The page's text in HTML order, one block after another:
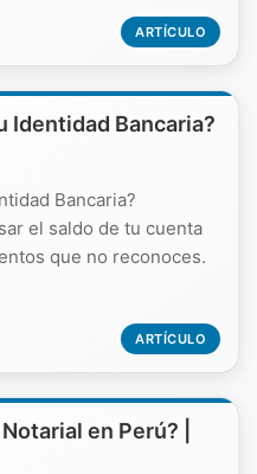
ARTÍCULO
Identidad Bancaria?
Bancaria?
el saldo de tu cuenta
que no reconoces.
ARTÍCULO
en Perú? |